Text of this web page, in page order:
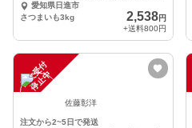
時・合計3kg
愛知県日進市
さつまいも3kg
2,538円
+送料800円
注
文
受
付
停
止
中
佐藤彰洋
注文から2~5日で発送